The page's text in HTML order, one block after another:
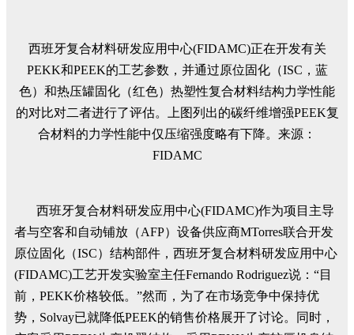
西班牙复合材料研发应用中心(FIDAMC)正在开发有关
PEKK和PEEK的工艺参数，并通过原位固化（ISC，蓝
色）和热压罐固化（红色）热塑性复合材料结构力学性能
的对比对二者进行了评估。上图列出的碳纤维增强PEEK复
合材料的力学性能中仅压缩强度略有下降。来源：
FIDAMC
西班牙复合材料研发应用中心(FIDAMC)作为项目主导
者与空客和自动铺放（AFP）设备供应商MTorres联合开发
原位固化（ISC）结构部件，西班牙复合材料研发应用中心
(FIDAMC)工艺开发实验室主任Fernando Rodriguez说：“目
前，PEKK价格较低。”然而，为了在市场竞争中保持优
势，Solvay已就降低PEEK的销售价格展开了讨论。同时，